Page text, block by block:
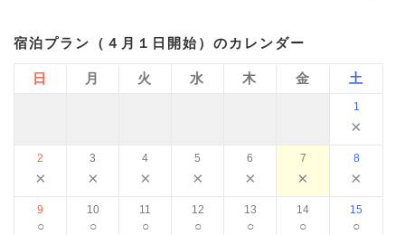
宿泊プラン（４月１日開始）のカレンダー
日 月 火 水 木 金 土
1
×
2
×
3
×
4
×
5
×
6
×
7
×
8
×
9
○
10
○
11
○
12
○
13
○
14
○
15
○